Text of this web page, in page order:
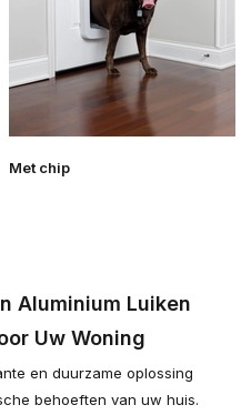
Met chip
Aluminium Luiken
Uw Woning
en duurzame oplossing
behoeften van uw huis.